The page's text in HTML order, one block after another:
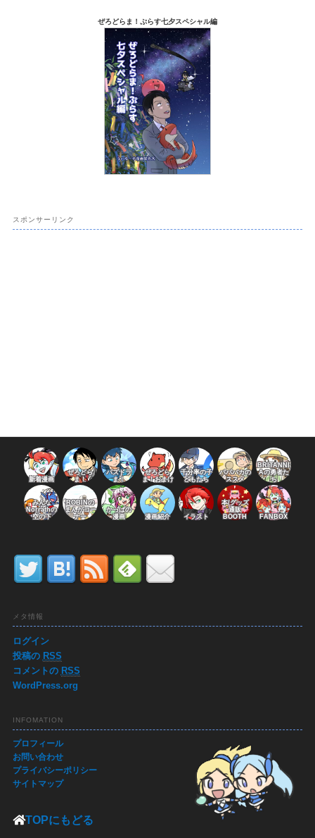
ぜろどらま！ぷらす七夕スペシャル編
スポンサーリンク
新着漫画
ぜろどら
ま！
パズドラ
ま！
ぜろどら
ま！おまけ
千分率の子
どもたち
パパバカの
ススメ
BRITANNI
Aの勇者た
ち
みんな
Norrathの
空の下
ROBINの
まんがコー
ナー
かっぱの
漫画
漫画紹介 イラスト
本/グッズ
通販
BOOTH
FANBOX
メタ情報
ログイン
投稿の RSS
コメントの RSS
WordPress.org
INFOMATION
プロフィール
お問い合わせ
プライバシーポリシー
サイトマップ
TOPにもどる